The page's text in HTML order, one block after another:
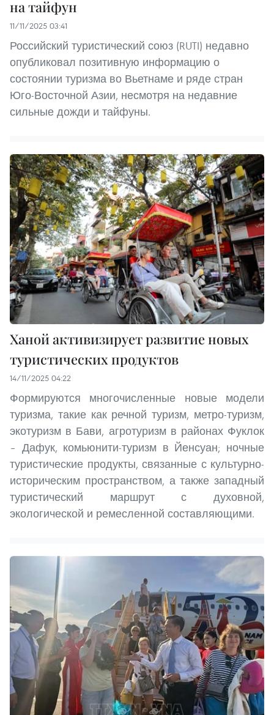
на тайфун
11/11/2025 03:41
Российский туристический союз (RUTI) недавно
опубликовал позитивную информацию о
состоянии туризма во Вьетнаме и ряде стран
Юго-Восточной Азии, несмотря на недавние
сильные дожди и тайфуны.
Ханой активизирует развитие новых
туристических продуктов
14/11/2025 04:22
Формируются многочисленные новые модели
туризма, такие как речной туризм, метро-туризм,
экотуризм в Бави, агротуризм в районах Фуклок
– Дафук, комьюнити-туризм в Йенсуан; ночные
туристические продукты, связанные с культурно-
историческим пространством, а также западный
туристический маршрут с духовной,
экологической и ремесленной составляющими.